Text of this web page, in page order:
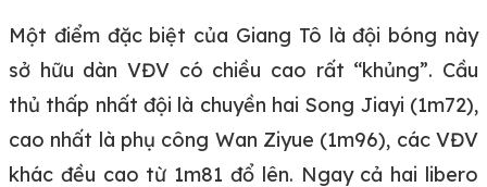
Một điểm đặc biệt của Giang Tô là đội bóng này
sở hữu dàn VĐV có chiều cao rất “khủng”. Cầu
thủ thấp nhất đội là chuyền hai Song Jiayi (1m72),
cao nhất là phụ công Wan Ziyue (1m96), các VĐV
khác đều cao từ 1m81 đổ lên. Ngay cả hai libero